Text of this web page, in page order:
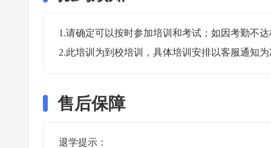
1.请确定可以按时参加培训和考试；如因考勤不
2.此培训为到校培训，具体培训安排以客服通知
售后保障
退学提示：